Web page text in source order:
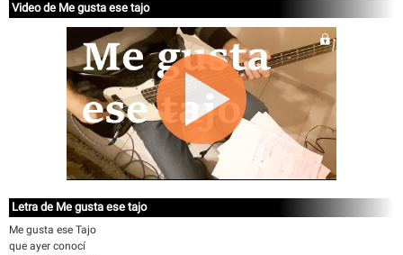
Video de Me gusta ese tajo
Letra de Me gusta ese tajo
Me gusta ese Tajo
que ayer conocí